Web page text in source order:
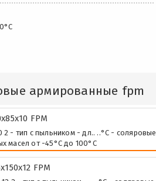
армированные fpm
FPM
- тип с пыльником - дл.. ..°С - соляровые
масел от -45°С до 100°С
FPM